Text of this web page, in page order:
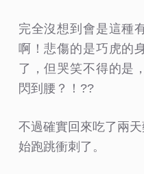
完全沒想到會是這種
啊！悲傷的是巧虎的
了，但哭笑不得的是
閃到腰？！??
不過確實回來吃了兩
始跑跳衝刺了。